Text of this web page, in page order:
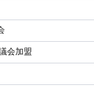
会加盟